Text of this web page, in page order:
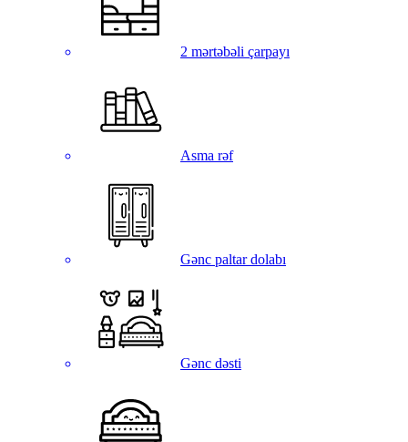
2 mərtəbəli çarpayı
Asma rəf
Gənc paltar dolabı
Gənc dəsti